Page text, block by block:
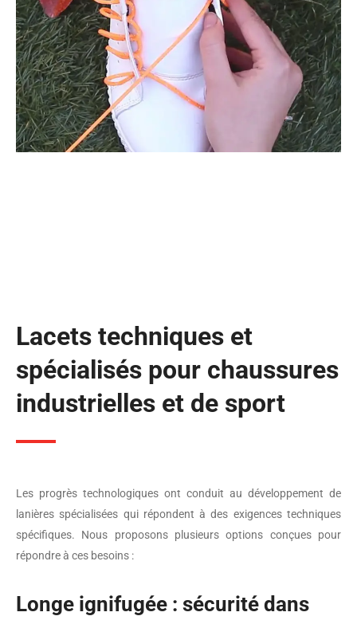
Lacets techniques et
spécialisés pour chaussures
industrielles et de sport
Les progrès technologiques ont conduit au développement de
lanières spécialisées qui répondent à des exigences techniques
spécifiques. Nous proposons plusieurs options conçues pour
répondre à ces besoins :
Longe ignifugée : sécurité dans